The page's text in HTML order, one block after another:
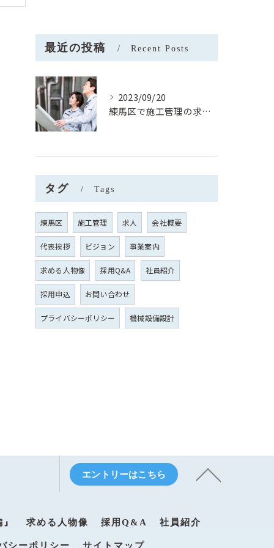
最近の投稿 Recent Posts
2023/09/20
練馬区で施工管理の求人を募集中です！
タグ Tags
練馬区 施工管理 求人 会社概要
代表挨拶 ビジョン 事業案内
求める人物像 採用Q&A 社員紹介
採用申込 お問い合わせ
プライバシーポリシー 機械設備設計
エントリーはこちら
求める人物像 採用Q&A 社員紹介
シーポリシー サイトマップ